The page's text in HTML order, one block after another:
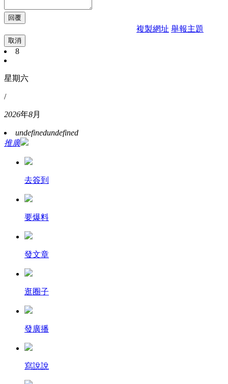
複製網址 舉報主題
取消
8
星期六
/
2026年8月
undefinedundefined
推廣
去簽到
要爆料
發文章
逛圈子
發廣播
寫說說